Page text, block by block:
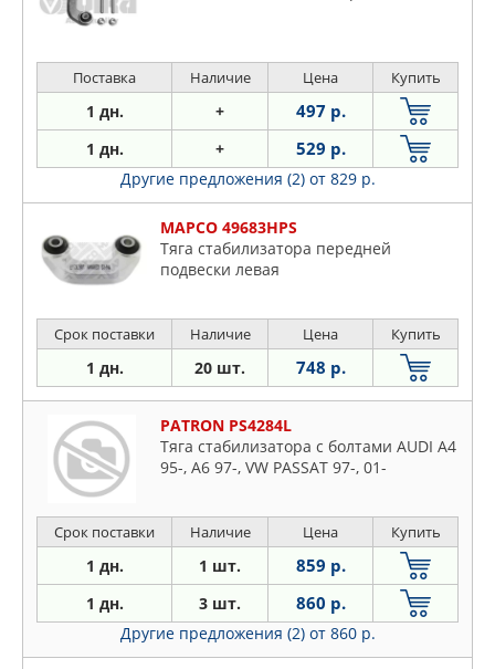
Поставка Наличие Цена Купить
1 дн. + 497 р.
1 дн. + 529 р.
Другие предложения (2) от 829 р.
MAPCO 49683HPS
Тяга стабилизатора передней
подвески левая
Срок поставки Наличие Цена Купить
1 дн. 20 шт. 748 р.
PATRON PS4284L
Тяга стабилизатора с болтами AUDI A4
95-, A6 97-, VW PASSAT 97-, 01-
Срок поставки Наличие Цена Купить
1 дн. 1 шт. 859 р.
1 дн. 3 шт. 860 р.
Другие предложения (2) от 860 р.